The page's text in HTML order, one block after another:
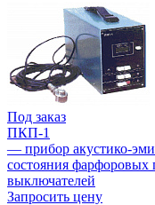
Под заказ
ПКП-1
— прибор акустико-
состояния
выключателей
Запросить цену